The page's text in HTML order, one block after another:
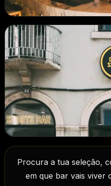
CAIS
Centro de Lisboa e o
uma noite normal
MARQUÊS
No coração de Lisboa, e
Procura a tua seleção,
em que bar vais viver